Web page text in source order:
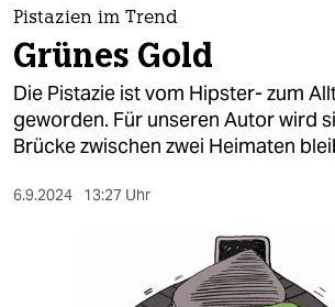
themen
politik
öko
Pistazien im Trend
Grünes Gold
Die Pistazie ist vom Hipster- zum
geworden. Für unseren Autor wird
Brücke zwischen zwei Heimaten
6.9.2024 13:27 Uhr